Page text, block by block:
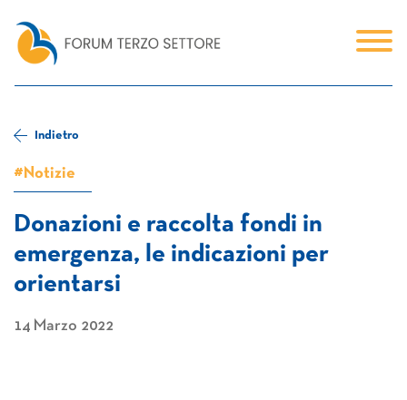
Indietro
#Notizie
Donazioni e raccolta fondi in
emergenza, le indicazioni per
orientarsi
14 Marzo 2022